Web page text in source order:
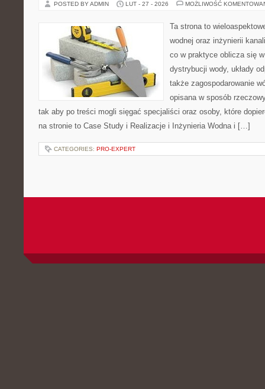
POSTED BY ADMIN LUT - 27 - 2026 MOŻLIWOŚĆ
Ta strona to
wodnej oraz inżynierii
co w praktyce oblicza się
dystrybucji wody, układy
także zagospodarowanie
opisana w sposób
tak aby po treści mogli sięgać specjaliści oraz osoby, które
na stronie to Case Study i Realizacje i Inżynieria Wodna i […]
CATEGORIES: PRO-EXPERT